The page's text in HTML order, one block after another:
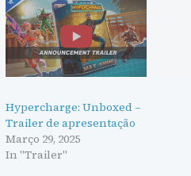
Hypercharge: Unboxed –
Trailer de apresentação
Março 29, 2025
In "Trailer"